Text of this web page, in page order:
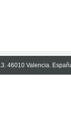
46010 Valencia.